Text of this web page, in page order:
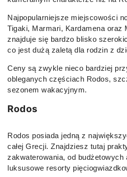
Najpopularniejsze miejscowości
Tigaki, Marmari, Kardamena oraz
znajduje się bardzo blisko
co jest dużą zaletą dla rodzin z
Ceny są zwykle nieco bardziej
obleganych częściach Rodos,
sezonem wakacyjnym.
Rodos
Rodos posiada jedną z
całej Grecji. Znajdziesz tutaj
zakwaterowania, od budżetowych
luksusowe resorty